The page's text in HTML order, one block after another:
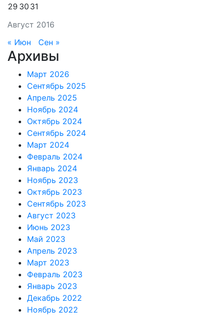
Август 2016
29 30 31
« Июн Сен »
Архивы
Март 2026
Сентябрь 2025
Апрель 2025
Ноябрь 2024
Октябрь 2024
Сентябрь 2024
Март 2024
Февраль 2024
Январь 2024
Ноябрь 2023
Октябрь 2023
Сентябрь 2023
Август 2023
Июнь 2023
Май 2023
Апрель 2023
Март 2023
Февраль 2023
Январь 2023
Декабрь 2022
Ноябрь 2022